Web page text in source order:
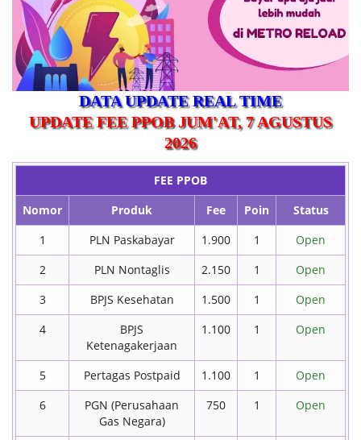
DATA UPDATE REAL TIME
UPDATE FEE PPOBJUM'AT, 7 AGUSTUS
2026
FEE PPOB
Nomor
Produk Fee Poin
Status
1
PLN Paskabayar 1.900 1
Open
2
PLN Nontaglis 2.150 1
Open
3
BPJS Kesehatan 1.500 1
Open
4
BPJS
Ketenagakerjaan
1.100 1 Open
5 Pertagas Postpaid 1.100 1
Open
6
PGN (Perusahaan
Gas Negara)
750 1 Open